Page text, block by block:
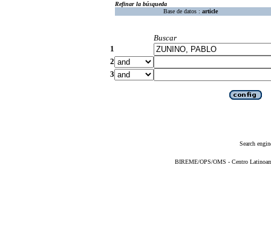
Refinar la búsqueda
Base de datos : article
Buscar
1
2
3
Search
BIREME/OPS/OMS - Centro